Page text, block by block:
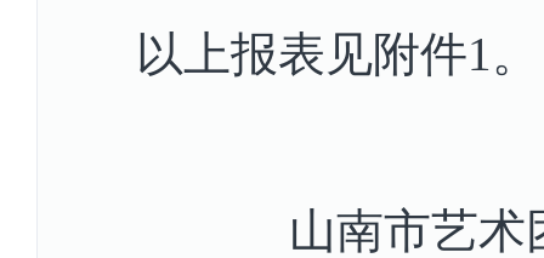
以上报表见附件
山南市艺术